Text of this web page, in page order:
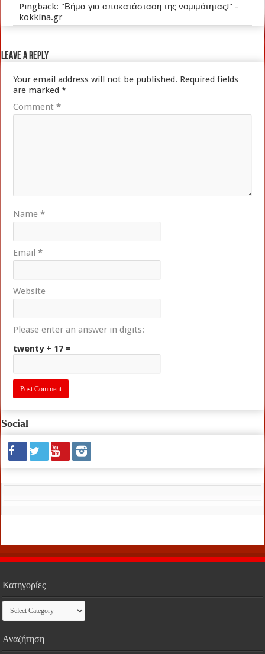
Pingback: "Βήμα για αποκατάσταση της νομιμότητας!" -
kokkina.gr
Leave a Reply
Your email address will not be published. Required fields
are marked*
Comment*
Name*
Email*
Website
Please enter an answer in digits:
twenty + 17 =
Social
Κατηγορίες
Κατηγορίες
Αναζήτηση